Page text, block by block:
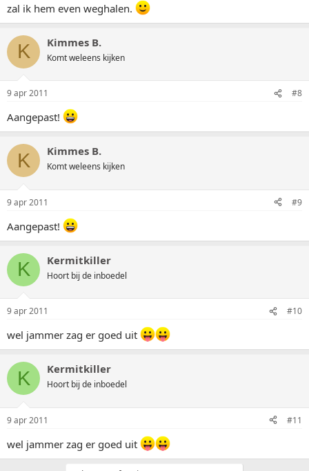
zal ik hem even weghalen.
K Kimmes B.
Komt weleens kijken
9 apr 2011 #8
Aangepast!
K Kimmes B.
Komt weleens kijken
9 apr 2011 #9
Aangepast!
K Kermitkiller
Hoort bij de inboedel
9 apr 2011 #10
wel jammer zag er goed uit
K Kermitkiller
Hoort bij de inboedel
9 apr 2011 #11
wel jammer zag er goed uit